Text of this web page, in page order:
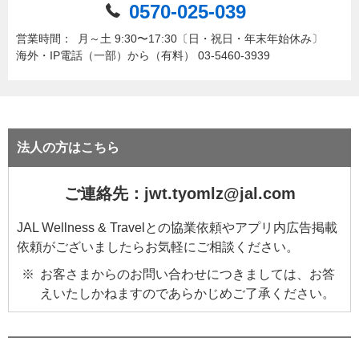
0570-025-039
営業時間：
月～土 9:30〜17:30〔日・祝日・年末年始休み〕
海外・IP電話（一部）から（有料） 03-5460-3939
法人の方はこちら
ご連絡先：jwt.tyomlz@jal.com
JAL Wellness & Travelとの協業依頼やアプリ内広告掲載
依頼がございましたらお気軽にご相談ください。
お客さまからのお問い合わせにつきましては、お答
えいたしかねますのであらかじめご了承ください。